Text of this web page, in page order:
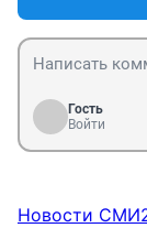
Гость
Войти
Новости